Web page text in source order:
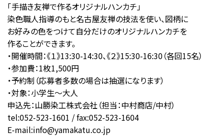
「手描き友禅で作るオリジナルハンカチ」
染色職人指導のもと名古屋友禅の技法を使い、図柄に
お好みの色をつけて自分だけのオリジナルハンカチを
作ることができます。
・開催時間：《１》13:30-14:30、《２》15:30-16:30（各回15名）
・参加費：1枚1,500円
・予約制（応募者多数の場合は抽選になります）
・対象：小学生〜大人
申込先：山勝染工株式会社（担当：中村商店/中村）
tel:052-523-1601 / fax:052-523-1604
E-mail:info@yamakatu.co.jp